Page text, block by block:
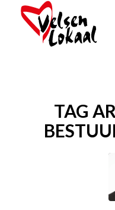
TAG